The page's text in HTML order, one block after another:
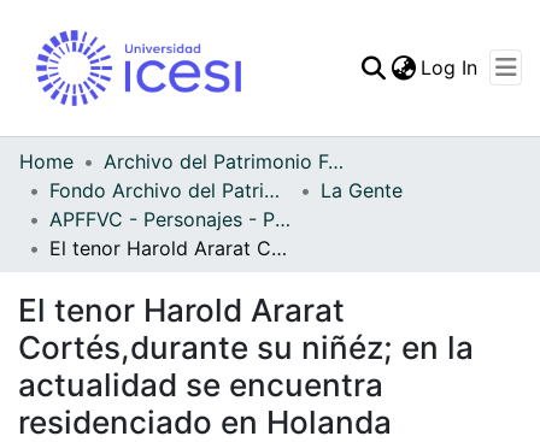
Statistics
Log In
Home
Archivo del Patrimonio Fotográfico y Fílmico del Valle del Cauca
Fondo Archivo del Patrimonio Fotográfico y Fílmico del Valle del Cauca
La Gente
APFFVC - Personajes - Patrimonial
El tenor Harold Ararat Cortés,durante su niñéz; en la actualidad se encuentra residenciado en Holanda
El tenor Harold Ararat
Cortés,durante su niñéz; en la
actualidad se encuentra
residenciado en Holanda